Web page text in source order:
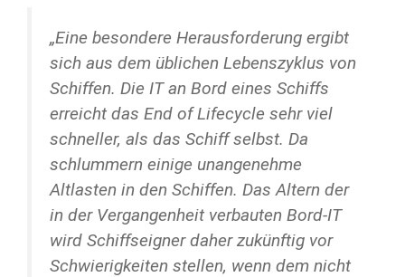
„Eine besondere Herausforderung ergibt
sich aus dem üblichen Lebenszyklus von
Schiffen. Die IT an Bord eines Schiffs
erreicht das End of Lifecycle sehr viel
schneller, als das Schiff selbst. Da
schlummern einige unangenehme
Altlasten in den Schiffen. Das Altern der
in der Vergangenheit verbauten Bord-IT
wird Schiffseigner daher zukünftig vor
Schwierigkeiten stellen, wenn dem nicht